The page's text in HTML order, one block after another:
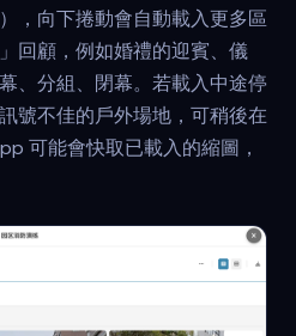
，向下捲動會自動載入更多區
回顧，例如婚禮的迎賓、儀
、分組、閉幕。若載入中途停
號不佳的戶外場地，可稍後在
可能會快取已載入的縮圖，